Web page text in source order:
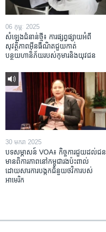
06 កុម្ភៈ 2025
សំឡេងជំនាន់ថ្មី៖ ការផ្សព្វផ្សាយអំពី
សុវត្ថិភាពអ៊ីនធឺណិតជួយកាត់
បន្ថយហានិភ័យរបស់កុមារនិងយុវជន
30 មករា 2025
បទសម្ភាសន៍ VOA៖ កិច្ចការ​ជួយ​ដល់​ជន​
មាន​ពិការភាព​នៅកម្ពុជា​រង​ប៉ះពាល់​
ដោយសារ​ការ​បង្កក​ជំនួយ​ថវិកា​របស់​
អាមេរិក